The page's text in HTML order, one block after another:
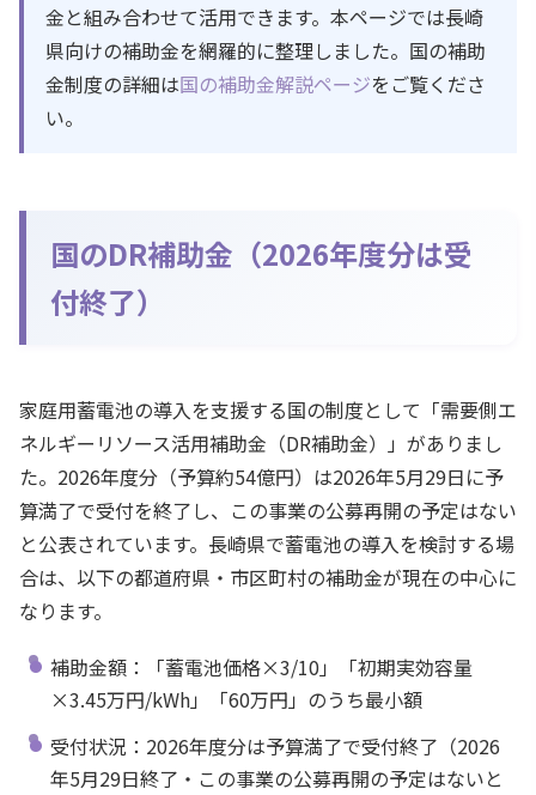
金と組み合わせて活用できます。本ページでは長崎
県向けの補助金を網羅的に整理しました。国の補助
金制度の詳細は国の補助金解説ページをご覧くださ
い。
国のDR補助金（2026年度分は受
付終了）
家庭用蓄電池の導入を支援する国の制度として「需要側エ
ネルギーリソース活用補助金（DR補助金）」がありまし
た。2026年度分（予算約54億円）は2026年5月29日に予
算満了で受付を終了し、この事業の公募再開の予定はない
と公表されています。長崎県で蓄電池の導入を検討する場
合は、以下の都道府県・市区町村の補助金が現在の中心に
なります。
補助金額：「蓄電池価格×3/10」「初期実効容量
×3.45万円/kWh」「60万円」のうち最小額
受付状況：2026年度分は予算満了で受付終了（2026
年5月29日終了・この事業の公募再開の予定はないと